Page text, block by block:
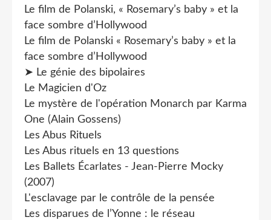
Le film de Polanski, « Rosemary’s baby » et la
face sombre d’Hollywood
Le film de Polanski « Rosemary’s baby » et la
face sombre d’Hollywood
➤ Le génie des bipolaires
Le Magicien d'Oz
Le mystère de l'opération Monarch par Karma
One (Alain Gossens)
Les Abus Rituels
Les Abus rituels en 13 questions
Les Ballets Écarlates - Jean-Pierre Mocky
(2007)
L'esclavage par le contrôle de la pensée
Les disparues de l’Yonne : le réseau